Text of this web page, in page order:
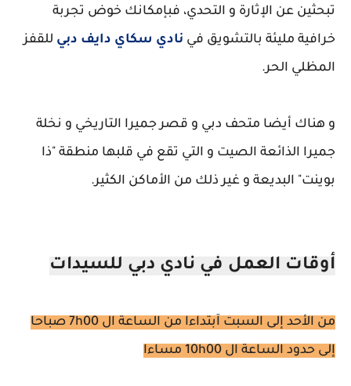
تبحثين عن الإثارة و التحدي، فبإمكانك خوض تجربة
خرافية مليئة بالتشويق في نادي سكاي دايف دبي للقفز
المظلي الحر.
و هناك أيضا متحف دبي و قصر جميرا التاريخي و نخلة
جميرا الذائعة الصيت و التي تقع في قلبها منطقة "ذا
بوينت" البديعة و غير ذلك من الأماكن الكثير.
أوقات العمل في نادي دبي للسيدات
من الأحد إلى السبت آبتداءا من الساعة ال 7h00 صباحا
إلى حدود الساعة ال 10h00 مساءا